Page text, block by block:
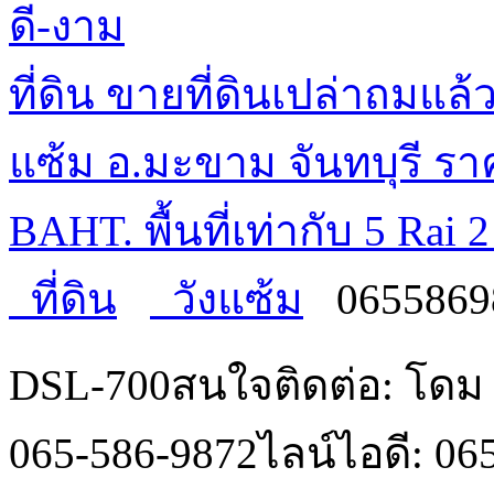
ที่ดิน ขายที่ดินเปล่าถมแล้ว
แซ้ม อ.มะขาม จันทบุรี รา
BAHT. พื้นที่เท่ากับ 5 Rai
ที่ดิน
วังแซ้ม
DSL-700สนใจติดต่อ: โดม
065-586-9872ไลน์ไอดี: